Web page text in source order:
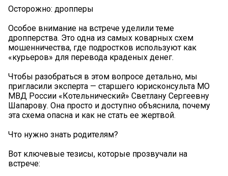
Осторожно: дропперы
Особое внимание на встрече уделили теме
дропперства. Это одна из самых коварных схем
мошенничества, где подростков используют как
«курьеров» для перевода краденых денег.
Чтобы разобраться в этом вопросе детально, мы
пригласили эксперта — старшего юрисконсульта МО
МВД России «Котельнический» Светлану Сергеевну
Шапарову. Она просто и доступно объяснила, почему
эта схема опасна и как не стать ее жертвой.
Что нужно знать родителям?
Вот ключевые тезисы, которые прозвучали на
встрече: